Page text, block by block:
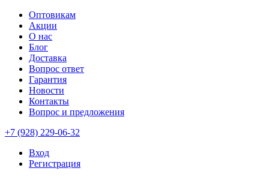
Оптовикам
Акции
О нас
Блог
Доставка
Вопрос ответ
Гарантия
Новости
Контакты
Вопрос и предложения
+7 (928) 229-06-32
Вход
Регистрация